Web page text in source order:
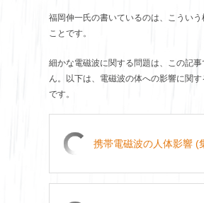
福岡伸一氏の書いているのは、こうい
ことです。
細かな電磁波に関する問題は、この記
ん。以下は、電磁波の体への影響に関
です。
携帯電磁波の人体影響 (